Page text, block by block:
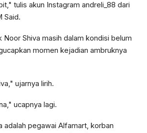
tulis akun Instagram andreli_88 dari
Said.
Noor Shiva masih dalam kondisi belum
momen kejadian ambruknya
ujarnya lirih.
ucapnya lagi.
adalah pegawai Alfamart, korban